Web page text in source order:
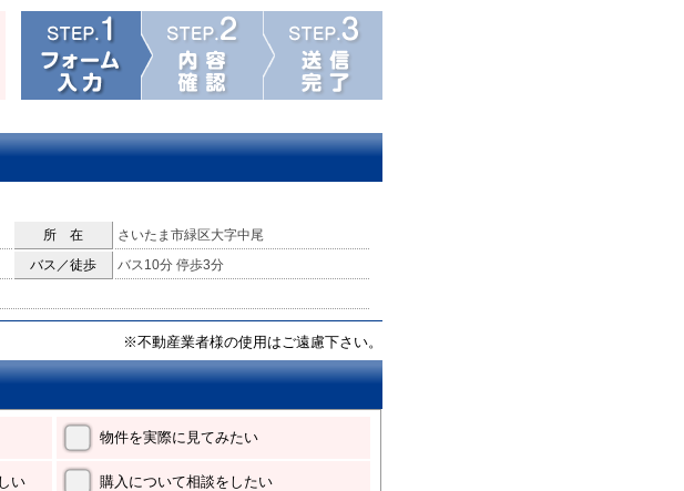
所 在
さいたま市緑区大字中尾
バス／徒歩
バス10分 停歩3分
※不動産業者様の使用はご遠慮下さい。
物件を実際に見てみたい
い 購入について相談をしたい